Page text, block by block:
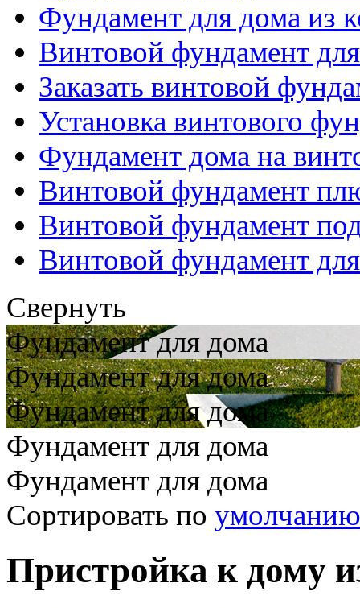
Фундамент для дома из
Винтовой фундамент для
Заказать винтовой
Установка винтового
Фундамент дома на
Винтовой фундамент
Винтовой фундамент
Винтовой фундамент
Свернуть
Фундамент для дома
Фундамент для дома
Фундамент для дома
Фундамент для дома
Фундамент для дома
Сортировать по умолчанию
Пристройка к дому